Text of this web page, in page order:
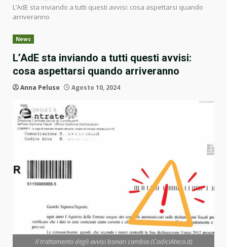
L’AdE sta inviando a tutti questi avvisi: cosa aspettarsi quando
arriveranno
News
L’AdE sta inviando a tutti questi avvisi:
cosa aspettarsi quando arriveranno
Anna Peluso Agosto 10, 2024
Il trattamento degli avvisi bonari cambia (CodiciAteco.it)